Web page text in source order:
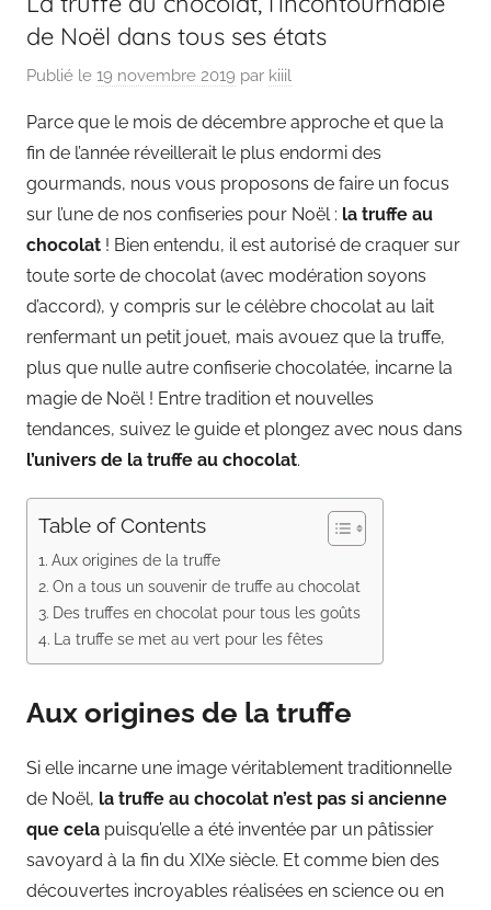
de Noël dans tous ses états
Publié le 19 novembre 2019 par kiiil
Parce que le mois de décembre approche et que la
fin de l’année réveillerait le plus endormi des
gourmands, nous vous proposons de faire un focus
sur l’une de nos confiseries pour Noël : la truffe au
chocolat ! Bien entendu, il est autorisé de craquer sur
toute sorte de chocolat (avec modération soyons
d’accord), y compris sur le célèbre chocolat au lait
renfermant un petit jouet, mais avouez que la truffe,
plus que nulle autre confiserie chocolatée, incarne la
magie de Noël ! Entre tradition et nouvelles
tendances, suivez le guide et plongez avec nous dans
l’univers de la truffe au chocolat.
Table of Contents
Aux origines de la truffe
On a tous un souvenir de truffe au chocolat
Des truffes en chocolat pour tous les goûts
La truffe se met au vert pour les fêtes
Aux origines de la truffe
Si elle incarne une image véritablement traditionnelle
de Noël, la truffe au chocolat n’est pas si ancienne
que cela puisqu’elle a été inventée par un pâtissier
savoyard à la fin du XIXe siècle. Et comme bien des
découvertes incroyables réalisées en science ou en